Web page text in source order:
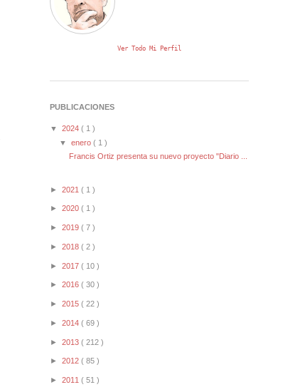
Ver Todo Mi Perfil
PUBLICACIONES
▼ 2024 ( 1 )
▼enero( 1 )
Francis Ortiz presenta su nuevo proyecto "Diario ...
► 2021 ( 1 )
► 2020 ( 1 )
► 2019 ( 7 )
► 2018 ( 2 )
► 2017 ( 10 )
► 2016 ( 30 )
► 2015 ( 22 )
► 2014 ( 69 )
► 2013 ( 212 )
► 2012 ( 85 )
► 2011 ( 51 )